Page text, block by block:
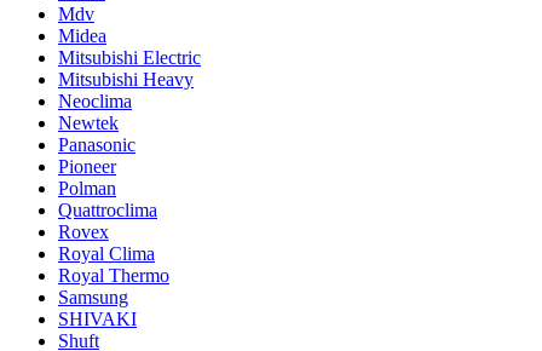
Mdv
Midea
Mitsubishi Electric
Mitsubishi Heavy
Neoclima
Newtek
Panasonic
Pioneer
Polman
Quattroclima
Rovex
Royal Clima
Royal Thermo
Samsung
SHIVAKI
Shuft